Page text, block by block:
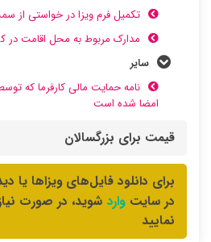
تکمیل فرم ویزا در خواستی از
مدارک مربوط به محل اقامت در
سایر
نامه حمایت مالی کارفرما که
امضا شده است
قیمت برای بزرگسالان
برای دانلود فایل‌های ویزاها یا
در سایت وارد شوید، در صورت
نمایید